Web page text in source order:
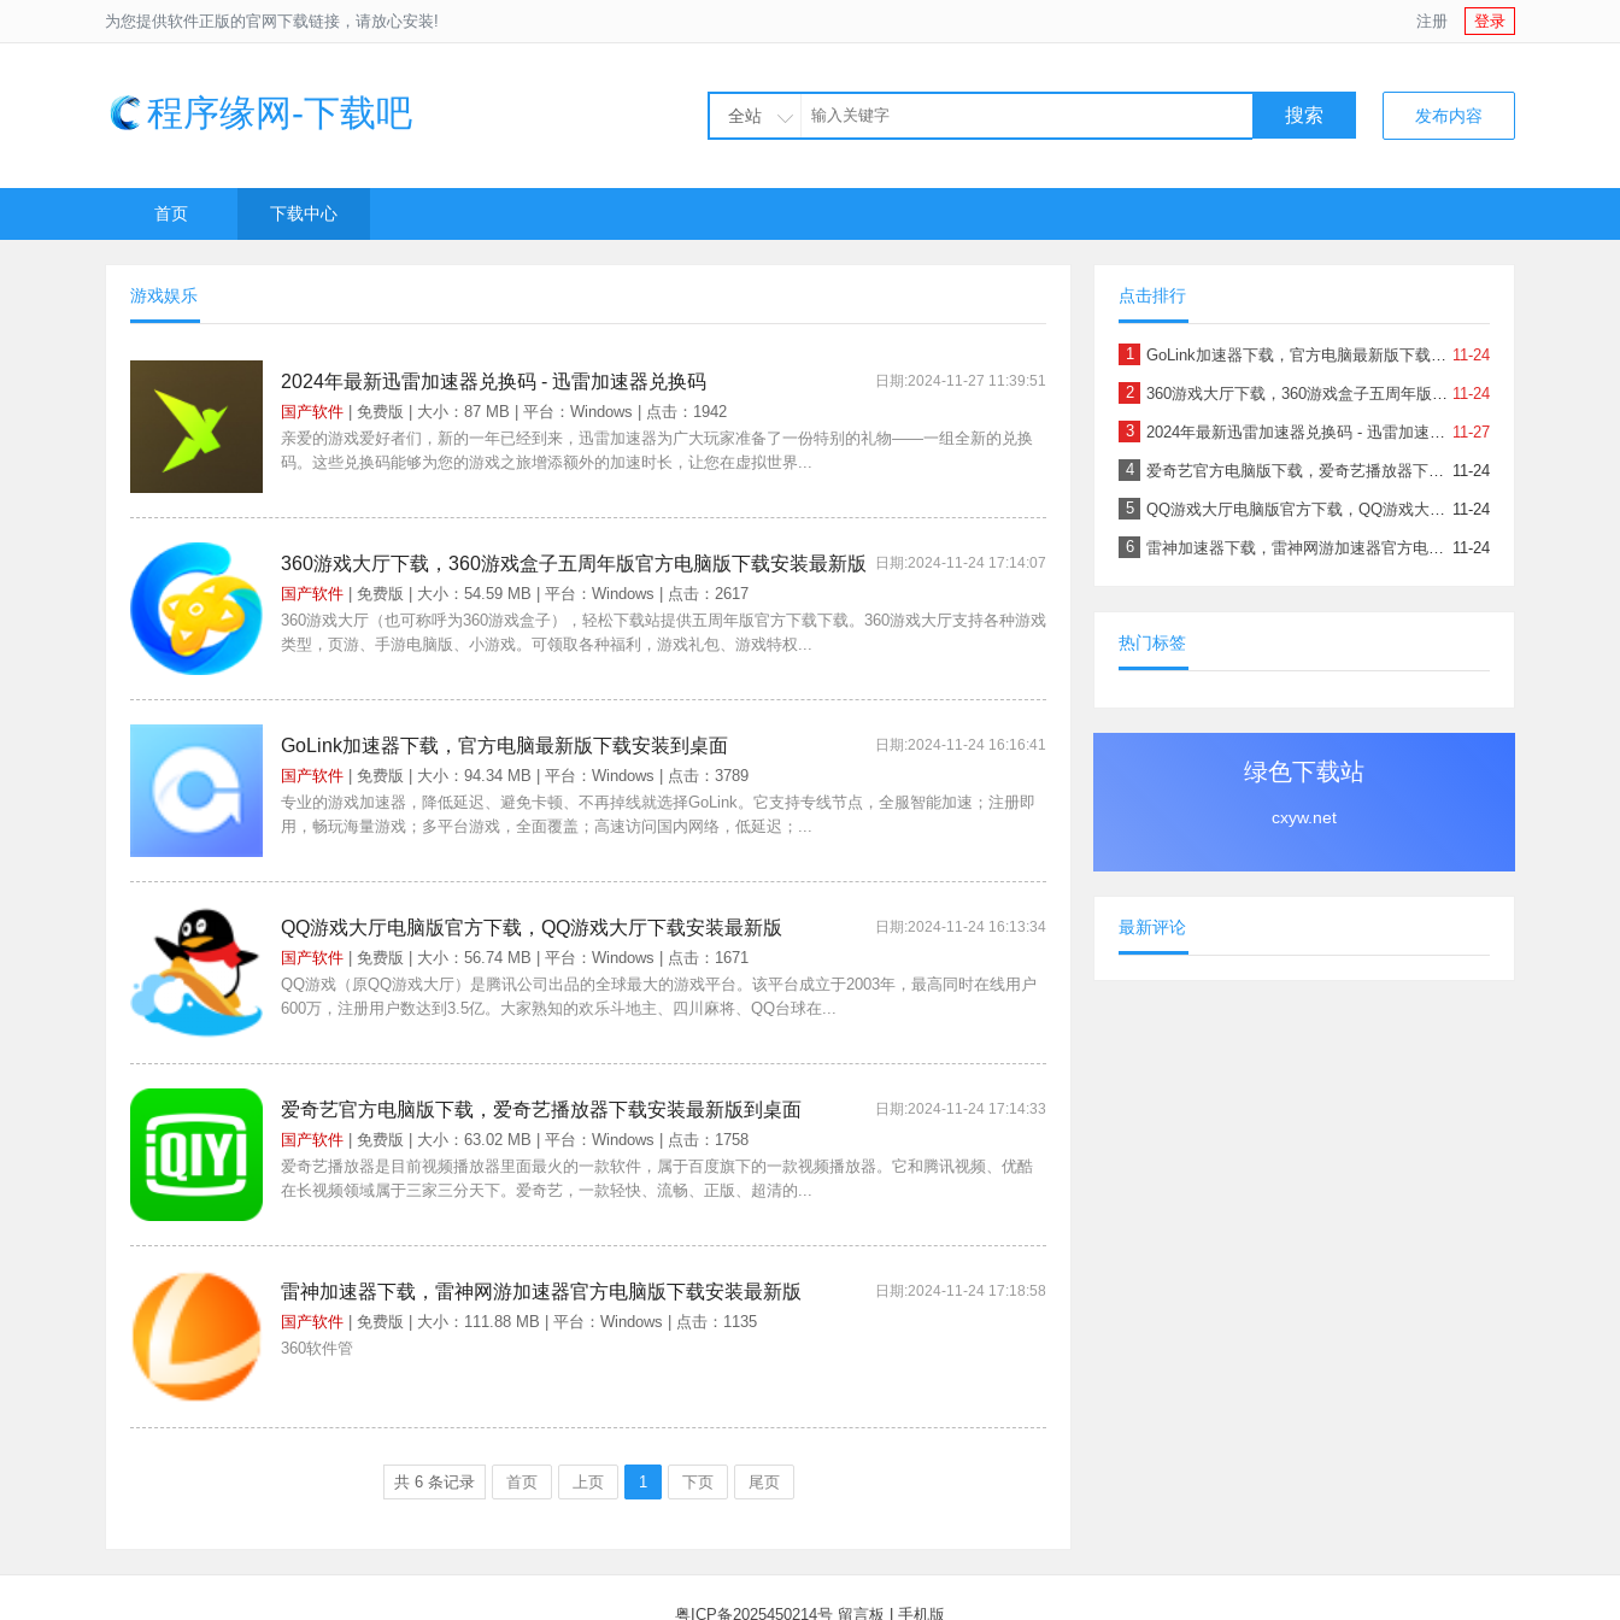
注册 登录
为您提供软件正版的官网下载链接，请放心安装!
程序缘网-下载吧 全站 搜索 发布内容
首页 下载中心
游戏娱乐
日期:2024-11-27 11:39:51
2024年最新迅雷加速器兑换码 - 迅雷加速器兑换码
国产软件 | 免费版 | 大小：87 MB | 平台：Windows | 点击：1942
亲爱的游戏爱好者们，新的一年已经到来，迅雷加速器为广大玩家准备了一份特别的礼物——一组全新的兑换
码。这些兑换码能够为您的游戏之旅增添额外的加速时长，让您在虚拟世界...
日期:2024-11-24 17:14:07
360游戏大厅下载，360游戏盒子五周年版官方电脑版下载安装最新版
国产软件 | 免费版 | 大小：54.59 MB | 平台：Windows | 点击：2617
360游戏大厅（也可称呼为360游戏盒子），轻松下载站提供五周年版官方下载下载。360游戏大厅支持各种游戏
类型，页游、手游电脑版、小游戏。可领取各种福利，游戏礼包、游戏特权...
日期:2024-11-24 16:16:41
GoLink加速器下载，官方电脑最新版下载安装到桌面
国产软件 | 免费版 | 大小：94.34 MB | 平台：Windows | 点击：3789
专业的游戏加速器，降低延迟、避免卡顿、不再掉线就选择GoLink。它支持专线节点，全服智能加速；注册即
用，畅玩海量游戏；多平台游戏，全面覆盖；高速访问国内网络，低延迟；...
日期:2024-11-24 16:13:34
QQ游戏大厅电脑版官方下载，QQ游戏大厅下载安装最新版
国产软件 | 免费版 | 大小：56.74 MB | 平台：Windows | 点击：1671
QQ游戏（原QQ游戏大厅）是腾讯公司出品的全球最大的游戏平台。该平台成立于2003年，最高同时在线用户
600万，注册用户数达到3.5亿。大家熟知的欢乐斗地主、四川麻将、QQ台球在...
日期:2024-11-24 17:14:33
爱奇艺官方电脑版下载，爱奇艺播放器下载安装最新版到桌面
国产软件 | 免费版 | 大小：63.02 MB | 平台：Windows | 点击：1758
爱奇艺播放器是目前视频播放器里面最火的一款软件，属于百度旗下的一款视频播放器。它和腾讯视频、优酷
在长视频领域属于三家三分天下。爱奇艺，一款轻快、流畅、正版、超清的...
日期:2024-11-24 17:18:58
雷神加速器下载，雷神网游加速器官方电脑版下载安装最新版
国产软件 | 免费版 | 大小：111.88 MB | 平台：Windows | 点击：1135
360软件管
共6 条记录 首页 上页 1 下页 尾页
点击排行
1 11-24
GoLink加速器下载，官方电脑最新版下载安装到桌面
2 11-24
360游戏大厅下载，360游戏盒子五周年版官方电脑版下载安装最新版
3 11-27
2024年最新迅雷加速器兑换码 - 迅雷加速器兑换码
4 11-24
爱奇艺官方电脑版下载，爱奇艺播放器下载安装最新版到桌面
5 11-24
QQ游戏大厅电脑版官方下载，QQ游戏大厅下载安装最新版
6 11-24
雷神加速器下载，雷神网游加速器官方电脑版下载安装最新版
热门标签
绿色下载站
cxyw.net
最新评论
粤ICP备2025450214号 留言板 手机版